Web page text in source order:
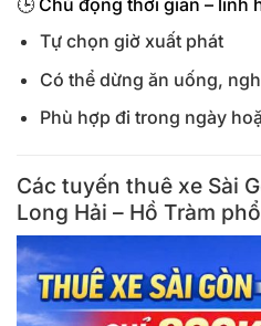
Tự chọn giờ xuất phát
Có thể dừng ăn uống,
Phù hợp đi trong ngày
Các tuyến thuê xe Sài
Long Hải – Hồ Tràm